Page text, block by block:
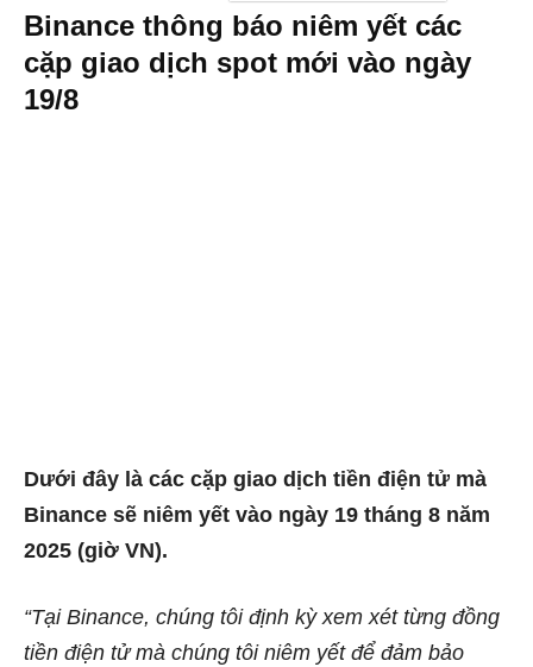
Binance thông báo niêm yết các
cặp giao dịch spot mới vào ngày
19/8
Dưới đây là các cặp giao dịch tiền điện tử mà
Binance sẽ niêm yết vào ngày 19 tháng 8 năm
2025 (giờ VN).
“Tại Binance, chúng tôi định kỳ xem xét từng đồng
tiền điện tử mà chúng tôi niêm yết để đảm bảo